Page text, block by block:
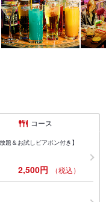
コース
題＆お試しビアポン付き】
2,500円 （税込）